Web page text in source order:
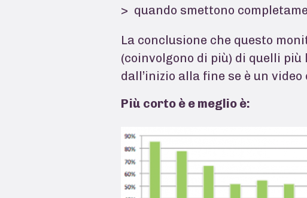
quando smettono
La conclusione che questo
(coinvolgono di più) di quelli
dall’inizio alla fine se è un video
Più corto è e meglio è: